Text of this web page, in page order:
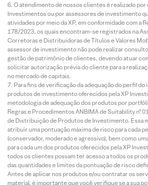
O atendimento de nossos clientes é realizado por
Investimentos ou por assessores de investimento
atividades por meio da XP, em conformidade com a
178/2023, os quais encontram-se registrados na
Corretoras e Distribuidoras de Títulos e Valores
assessor de investimento não pode realizar
gestão de patrimônio de clientes, devendo atuar
solicitar autorização prévia do cliente para a
no mercado de capitais.
Para fins de verificação da adequação do perfil
produtos de investimento oferecidos pela XP
metodologia de adequação dos produtos por
Regras e Procedimentos ANBIMA de Suitability nº
de Distribuição de Produtos de Investimento. Essa
atribuir uma pontuação máxima de risco para cada
(conservador, moderado e agressivo), bem como
para cada um dos produtos oferecidos pela XP
todos os clientes possam ter acesso a todos os
das quantidades e limites da pontuação de risco
Antes de aplicar nos produtos e/ou contratar os
material, é importante que você verifique se a sua